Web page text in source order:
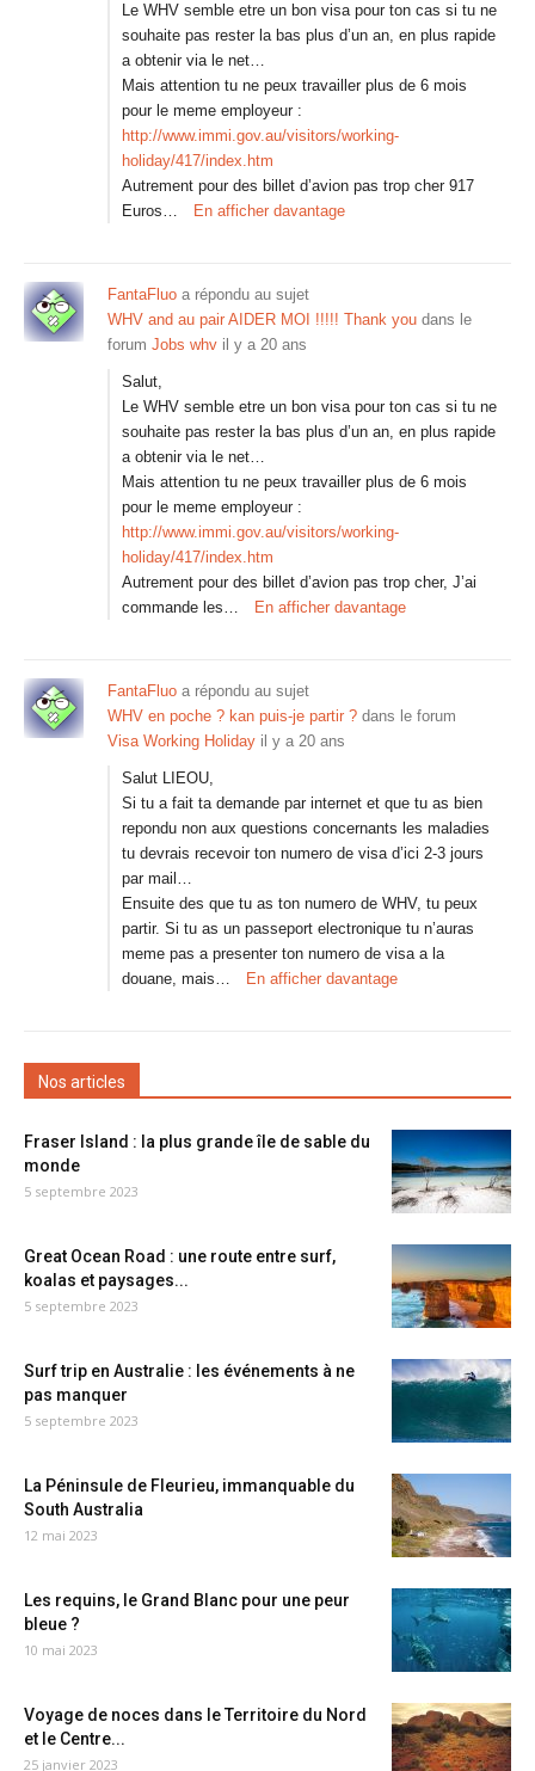
Le WHV semble etre un bon visa pour ton cas si tu ne
souhaite pas rester la bas plus d’un an, en plus rapide
a obtenir via le net…
Mais attention tu ne peux travailler plus de 6 mois
pour le meme employeur :
http://www.immi.gov.au/visitors/working-
holiday/417/index.htm
Autrement pour des billet d’avion pas trop cher 917
Euros…
En afficher davantage
FantaFluo a répondu au sujet
WHV and au pair AIDER MOI !!!!! Thank you dans le
forum Jobs whv il y a 20 ans
Salut,
Le WHV semble etre un bon visa pour ton cas si tu ne
souhaite pas rester la bas plus d’un an, en plus rapide
a obtenir via le net…
Mais attention tu ne peux travailler plus de 6 mois
pour le meme employeur :
http://www.immi.gov.au/visitors/working-
holiday/417/index.htm
Autrement pour des billet d’avion pas trop cher, J’ai
commande les…
En afficher davantage
FantaFluo a répondu au sujet
WHV en poche ? kan puis-je partir ? dans le forum
Visa Working Holiday il y a 20 ans
Salut LIEOU,
Si tu a fait ta demande par internet et que tu as bien
repondu non aux questions concernants les maladies
tu devrais recevoir ton numero de visa d’ici 2-3 jours
par mail…
Ensuite des que tu as ton numero de WHV, tu peux
partir. Si tu as un passeport electronique tu n’auras
meme pas a presenter ton numero de visa a la
douane, mais…
En afficher davantage
Nos articles
Fraser Island : la plus grande île de sable du
monde
5 septembre 2023
Great Ocean Road : une route entre surf,
koalas et paysages...
5 septembre 2023
Surf trip en Australie : les événements à ne
pas manquer
5 septembre 2023
La Péninsule de Fleurieu, immanquable du
South Australia
12 mai 2023
Les requins, le Grand Blanc pour une peur
bleue ?
10 mai 2023
Voyage de noces dans le Territoire du Nord
et le Centre...
25 janvier 2023